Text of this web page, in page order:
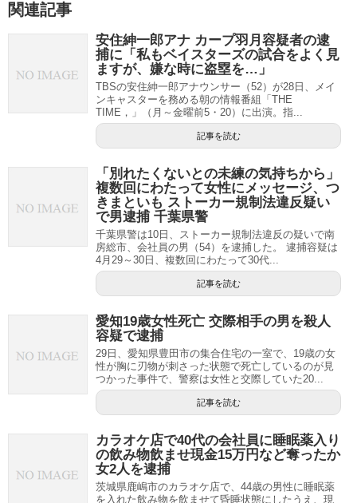
関連記事
安住紳一郎アナ カープ羽月容疑者の逮
捕に「私もベイスターズの試合をよく見
ますが、嫌な時に盗塁を…」
TBSの安住紳一郎アナウンサー（52）が28日、メイ
ンキャスターを務める朝の情報番組「THE
TIME，」（月～金曜前5・20）に出演。指...
記事を読む
「別れたくないとの未練の気持ちから」
複数回にわたって女性にメッセージ、つ
きまといも ストーカー規制法違反疑い
で男逮捕 千葉県警
千葉県警は10日、ストーカー規制法違反の疑いで南
房総市、会社員の男（54）を逮捕した。 逮捕容疑は
4月29～30日、複数回にわたって30代...
記事を読む
愛知19歳女性死亡 交際相手の男を殺人
容疑で逮捕
29日、愛知県豊田市の集合住宅の一室で、19歳の女
性が胸に刃物が刺さった状態で死亡しているのが見
つかった事件で、警察は女性と交際していた20...
記事を読む
カラオケ店で40代の会社員に睡眠薬入り
の飲み物飲ませ現金15万円など奪ったか
女2人を逮捕
茨城県鹿嶋市のカラオケ店で、44歳の男性に睡眠薬
を入れた飲み物を飲ませて昏睡状態にしたうえ、現